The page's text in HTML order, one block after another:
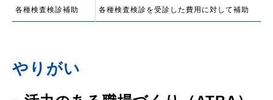
各種検査検診補助 各種検査検診を受診した費用に対して補助
やりがい